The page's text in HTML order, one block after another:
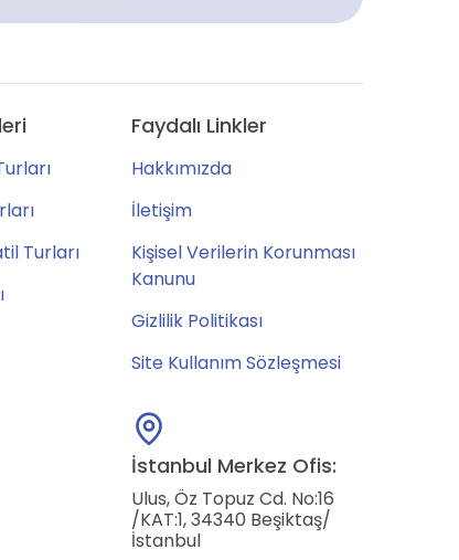
Turları
Faydalı Linkler
Hakkımızda
İletişim
Kişisel Verilerin Korunması
Kanunu
Gizlilik Politikası
Site Kullanım Sözleşmesi
İstanbul Merkez Ofis:
Ulus, Öz Topuz Cd. No:16
/KAT:1, 34340 Beşiktaş/
İstanbul